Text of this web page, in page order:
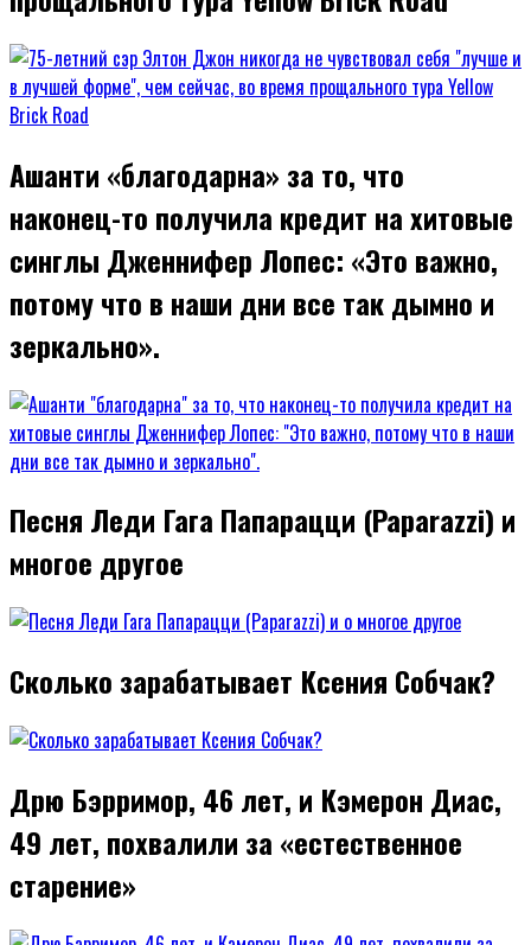
Ашанти «благодарна» за то, что
наконец-то получила кредит на хитовые
синглы Дженнифер Лопес: «Это важно,
потому что в наши дни все так дымно и
зеркально».
Песня Леди Гага Папарацци (Paparazzi) и
многое другое
Сколько зарабатывает Ксения Собчак?
Дрю Бэрримор, 46 лет, и Кэмерон Диас,
49 лет, похвалили за «естественное
старение»